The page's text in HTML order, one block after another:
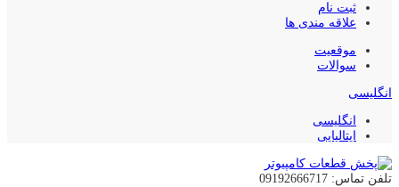
ثبت نام
علاقه مندی ها
موقعیت
سوالات
انگلیسی
انگلیسی
ایتالیایی
تلفن تماس: 09192666717